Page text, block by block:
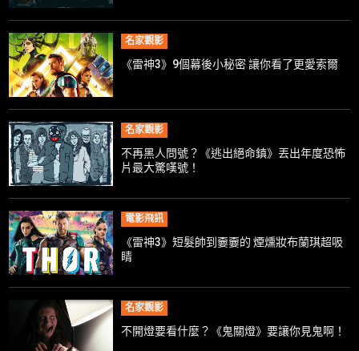
名家觀影
《雷神3》9個幕後小秘密 讓你看了更愛索爾
名家觀影
不再黑人問號？《逃出絕命鎮》丟出年度恐怖
片最大驚嘆號！
電影飛訊
《雷神3》短髮帥到嫑嫑的 煙燻妝布蘭琪超吸
睛
名家觀影
不開燈要看什麼？《鬼關燈》要讓你見鬼啊！